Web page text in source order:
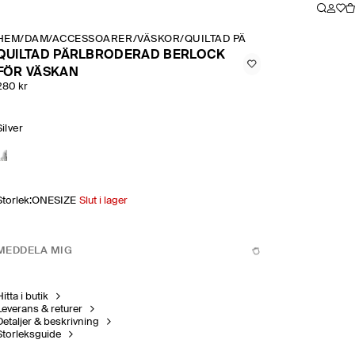
/ DAM/ACCESSOARER/VÄSKOR/QUILTAD PÄRLBRODERAD
PÄRLBRODERAD BERLOCK
VÄSKAN
kr
:ONESIZE Slut i lager
MIG
i butik
& returer
& beskrivning